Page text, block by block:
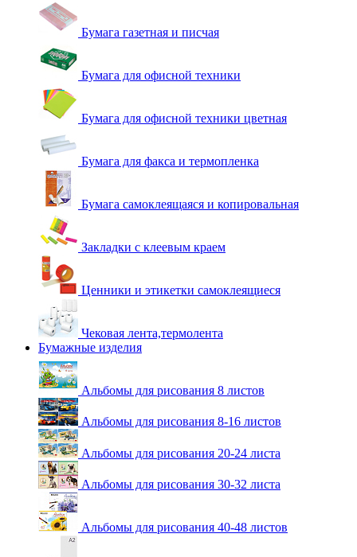
Бумага газетная и писчая
Бумага для офисной техники
Бумага для офисной техники цветная
Бумага для факса и термопленка
Бумага самоклеящаяся и копировальная
Закладки с клеевым краем
Ценники и этикетки самоклеящиеся
Чековая лента,термолента
Бумажные изделия
Альбомы для рисования 8 листов
Альбомы для рисования 8-16 листов
Альбомы для рисования 20-24 листа
Альбомы для рисования 30-32 листа
Альбомы для рисования 40-48 листов